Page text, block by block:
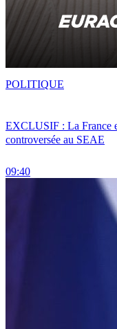
EXCLUSIF : La France
controversée au SEAE
09:40
POLITIQUE